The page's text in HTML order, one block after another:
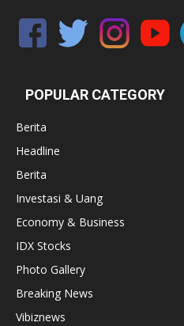
POPULAR CATEGORY
Berita
Headline
Berita
Investasi & Uang
Economy & Business
IDX Stocks
Photo Gallery
Breaking News
Vibiznews